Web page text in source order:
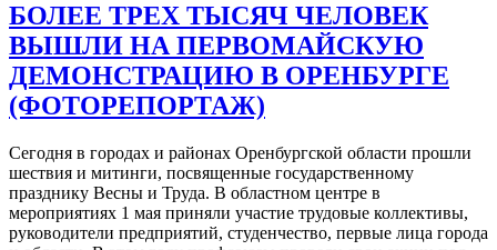
БОЛЕЕ ТРЕХ ТЫСЯЧ ЧЕЛОВЕК
ВЫШЛИ НА ПЕРВОМАЙСКУЮ
ДЕМОНСТРАЦИЮ В ОРЕНБУРГЕ
(ФОТОРЕПОРТАЖ)
Сегодня в городах и районах Оренбургской области прошли
шествия и митинги, посвященные государственному
празднику Весны и Труда. В областном центре в
мероприятиях 1 мая приняли участие трудовые коллективы,
руководители предприятий, студенчество, первые лица города